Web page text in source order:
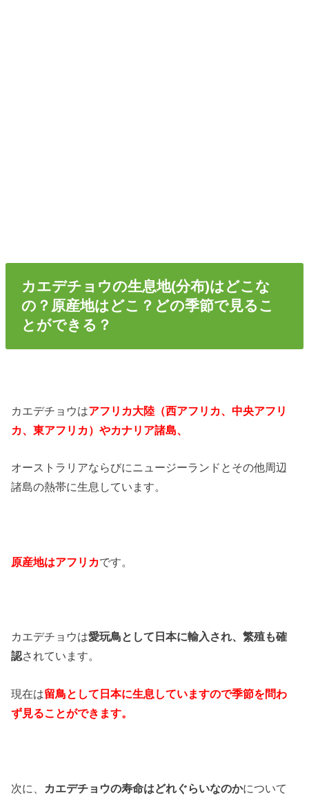
カエデチョウの生息地(分布)はどこな
の？原産地はどこ？どの季節で見るこ
とができる？
カエデチョウはアフリカ大陸（西アフリカ、中央アフリ
カ、東アフリカ）やカナリア諸島、
オーストラリアならびにニュージーランドとその他周辺
諸島の熱帯に生息しています。
原産地はアフリカです。
カエデチョウは愛玩鳥として日本に輸入され、繁殖も確
認されています。
現在は留鳥として日本に生息していますので季節を問わ
ず見ることができます。
次に、 カエデチョウの寿命はどれぐらいなのかについて